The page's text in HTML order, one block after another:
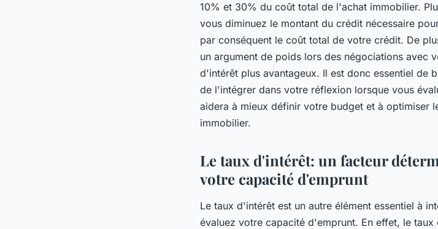
10% et 30% du coût total de l'achat immobilier.
vous diminuez le montant du crédit nécessaire
par conséquent le coût total de votre crédit. De
un argument de poids lors des négociations avec
d'intérêt plus avantageux. Il est donc essentiel de
de l'intégrer dans votre réflexion lorsque vous
aidera à mieux définir votre budget et à optimiser
immobilier.
Le taux d'intérêt: un facteur
votre capacité d'emprunt
Le taux d'intérêt est un autre élément essentiel à
évaluez votre capacité d'emprunt. En effet, le